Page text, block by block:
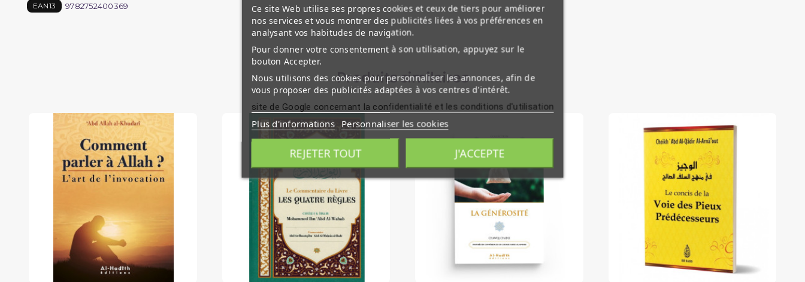
EAN13 9782752400369
Produits similaires
Ce site Web utilise ses propres cookies et ceux de tiers pour améliorer
nos services et vous montrer des publicités liées à vos préférences en
analysant vos habitudes de navigation.
Pour donner votre consentement à son utilisation, appuyez sur le
bouton Accepter.
Nous utilisons des cookies pour personnaliser les annonces, afin de
vous proposer des publicités adaptées à vos centres d'intérêt.
site de Google concernant la confidentialité et les conditions d'utilisation
Plus d'informations Personnaliser les cookies
REJETER TOUT J'ACCEPTE